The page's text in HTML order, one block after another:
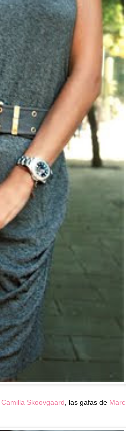
Camilla Skoovgaard , las gafas de Marc